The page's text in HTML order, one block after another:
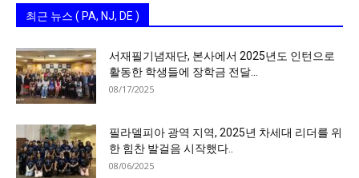
최근 뉴스 ( PA, NJ, DE )
서재필기념재단, 본사에서 2025년도 인턴으로
활동한 학생들에 장학금 전달…
08/17/2025
필라델피아 광역 지역, 2025년 차세대 리더를 위
한 힘찬 발걸음 시작했다..
08/06/2025